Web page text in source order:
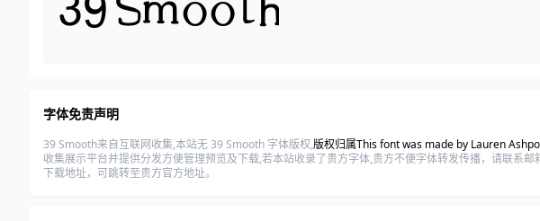
字体免责声明
39 Smooth来自互联网收集,本站无 39 Smooth 字体版权,版权归属This font was made by Lauren
收集展示平台并提供分发方便管理预览及下载,若本站收录了贵方字体,贵方不便字体转发传播，请联系
下载地址，可跳转至贵方官方地址。